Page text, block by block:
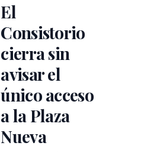
El
Consistorio
cierra sin
avisar el
único acceso
a la Plaza
Nueva